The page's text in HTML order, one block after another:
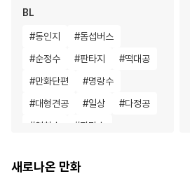
BL
#동인지 #돔섭버스
#순정수 #판타지 #떡대공
#만화단편 #명랑수
#대형견공 #일상 #다정공
#연하수 #잔망수
#회귀물 #변태
새로나온 만화